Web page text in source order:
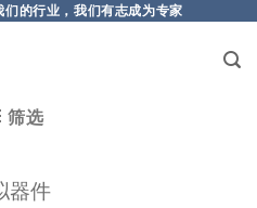
的行业，我们有志成为专家
筛选
器件